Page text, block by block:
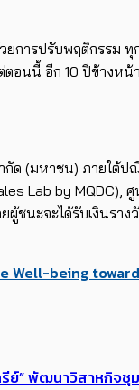
วยการปรับพฤติกรรม
ตอนนี้ อีก 10 ปีข้างหน้
ด (มหาชน) ภายใต้ป
Lab by MQDC), ศู
ผู้ชนะจะได้รับเงินร
Well-being
ย์” พัฒนาวิสาหกิจ